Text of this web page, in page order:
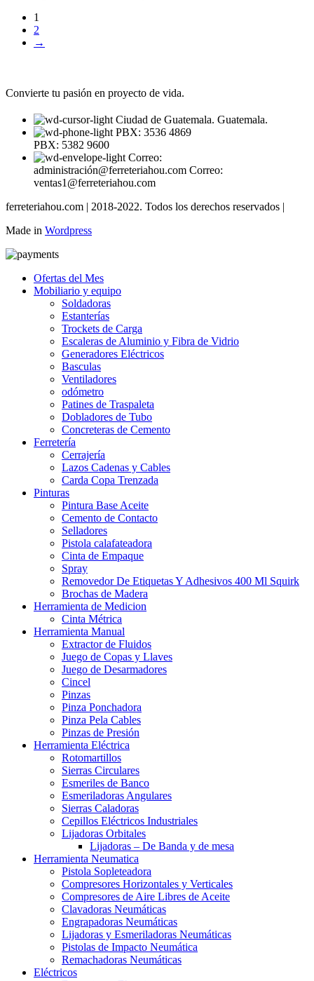
1
2
→
Convierte tu pasión en proyecto de vida.
Ciudad de Guatemala. Guatemala.
PBX: 3536 4869
PBX: 5382 9600
Correo:
administración@ferreteriahou.com Correo:
ventas1@ferreteriahou.com
ferreteriahou.com | 2018-2022. Todos los derechos reservados |
Made in Wordpress
Ofertas del Mes
Mobiliario y equipo
Soldadoras
Estanterías
Trockets de Carga
Escaleras de Aluminio y Fibra de Vidrio
Generadores Eléctricos
Basculas
Ventiladores
odómetro
Patines de Traspaleta
Dobladores de Tubo
Concreteras de Cemento
Ferretería
Cerrajería
Lazos Cadenas y Cables
Carda Copa Trenzada
Pinturas
Pintura Base Aceite
Cemento de Contacto
Selladores
Pistola calafateadora
Cinta de Empaque
Spray
Removedor De Etiquetas Y Adhesivos 400 Ml Squirk
Brochas de Madera
Herramienta de Medicion
Cinta Métrica
Herramienta Manual
Extractor de Fluidos
Juego de Copas y Llaves
Juego de Desarmadores
Cincel
Pinzas
Pinza Ponchadora
Pinza Pela Cables
Pinzas de Presión
Herramienta Eléctrica
Rotomartillos
Sierras Circulares
Esmeriles de Banco
Esmeriladoras Angulares
Sierras Caladoras
Cepillos Eléctricos Industriales
Lijadoras Orbitales
Lijadoras – De Banda y de mesa
Herramienta Neumatica
Pistola Sopleteadora
Compresores Horizontales y Verticales
Compresores de Aire Libres de Aceite
Clavadoras Neumáticas
Engrapadoras Neumáticas
Lijadoras y Esmeriladoras Neumáticas
Pistolas de Impacto Neumática
Remachadoras Neumáticas
Eléctricos